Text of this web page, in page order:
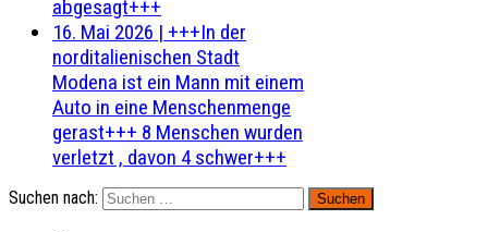
abgesagt+++
16. Mai 2026 | +++In der
norditalienischen Stadt
Modena ist ein Mann mit einem
Auto in eine Menschenmenge
gerast+++ 8 Menschen wurden
verletzt , davon 4 schwer+++
Suchen nach: